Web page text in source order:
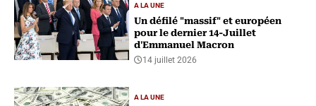
A LA UNE
Un défilé "massif" et européen
pour le dernier 14-Juillet
d'Emmanuel Macron
14 juillet 2026
A LA UNE